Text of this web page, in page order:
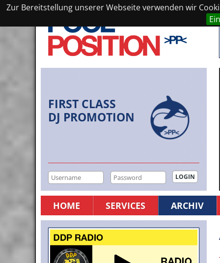
Zur Bereitstellung unserer Webseite verwenden wir
FIRST CLASS
DJ PROMOTION
HOME SERVICES ARCHIV